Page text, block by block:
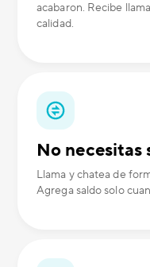
acabaron. Recibe
calidad.
No necesitas
Llama y chatea de
Agrega saldo solo